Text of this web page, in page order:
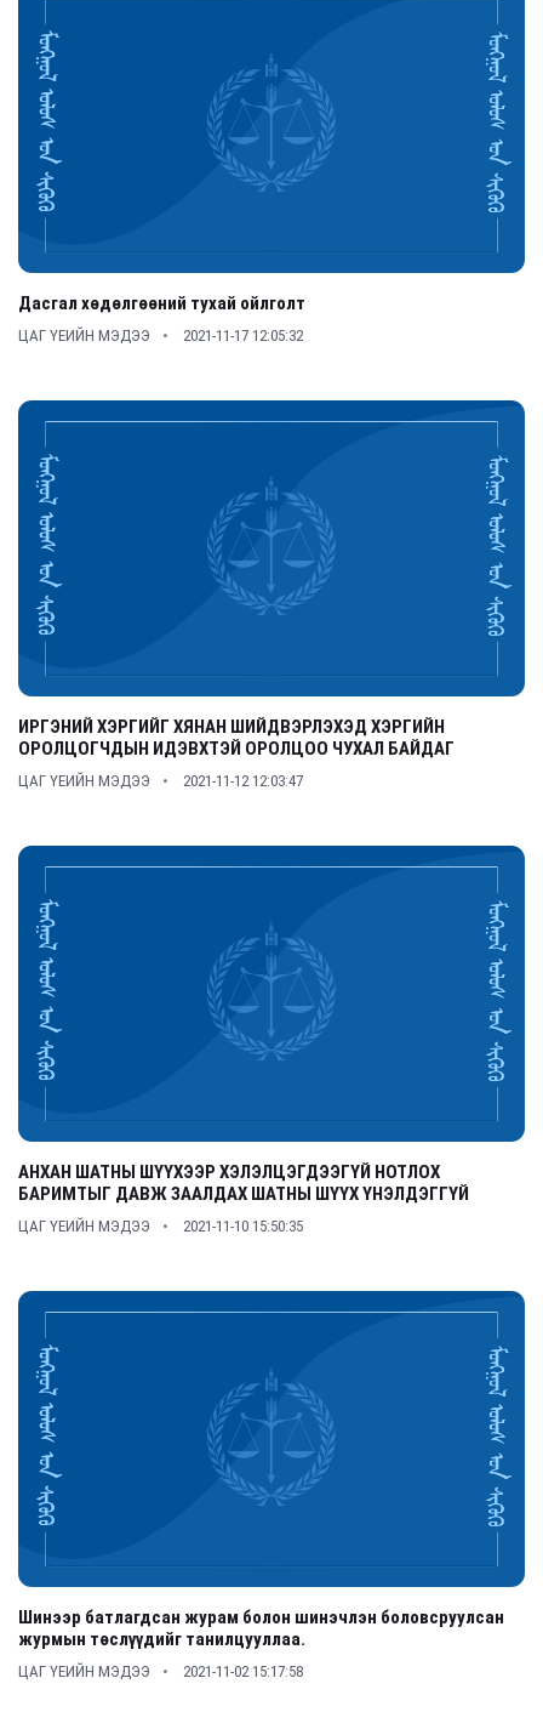
Дасгал хөдөлгөөний тухай ойлголт
ЦАГ ҮЕИЙН МЭДЭЭ 2021-11-17 12:05:32
ИРГЭНИЙ ХЭРГИЙГ ХЯНАН ШИЙДВЭРЛЭХЭД ХЭРГИЙН
ОРОЛЦОГЧДЫН ИДЭВХТЭЙ ОРОЛЦОО ЧУХАЛ БАЙДАГ
ЦАГ ҮЕИЙН МЭДЭЭ 2021-11-12 12:03:47
АНХАН ШАТНЫ ШҮҮХЭЭР ХЭЛЭЛЦЭГДЭЭГҮЙ НОТЛОХ
БАРИМТЫГ ДАВЖ ЗААЛДАХ ШАТНЫ ШҮҮХ ҮНЭЛДЭГГҮЙ
ЦАГ ҮЕИЙН МЭДЭЭ 2021-11-10 15:50:35
Шинээр батлагдсан журам болон шинэчлэн боловсруулсан
журмын төслүүдийг танилцууллаа.
ЦАГ ҮЕИЙН МЭДЭЭ 2021-11-02 15:17:58